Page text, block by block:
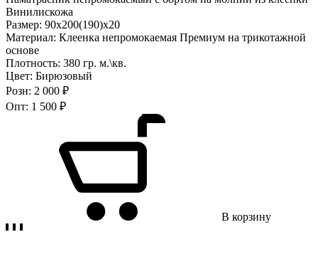
Винилискожа
Размер: 90х200(190)х20
Материал: Клеенка непромокаемая Премиум на трикотажной
основе
Плотность: 380 гр. м.\кв.
Цвет: Бирюзовый
Розн: 2 000 ₽
Опт: 1 500 ₽
В корзину